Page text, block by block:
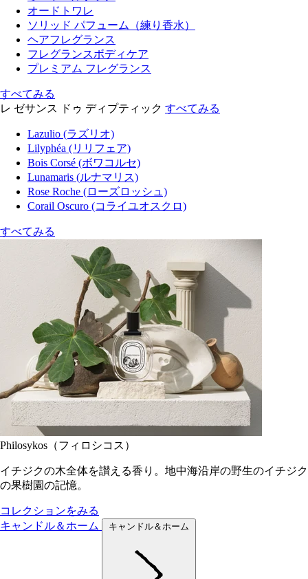
オードトワレ
ソリッド パフューム（練り香水）
ヘアフレグランス
フレグランスボディケア
プレミアム フレグランス
すべてみる
レ ゼサンス ドゥ ディプティック すべてみる
Lazulio (ラズリオ)
Lilyphéa (リリフェア)
Bois Corsé (ボワコルセ)
Lunamaris (ルナマリス)
Rose Roche (ローズロッシュ)
Corail Oscuro (コライユオスクロ)
すべてみる
Philosykos（フィロシコス）
イチジクの木全体を讃える香り。地中海沿岸の野生のイチジク
の果樹園の記憶。
コレクションをみる
キャンドル＆ホーム
キャンドル＆ホーム